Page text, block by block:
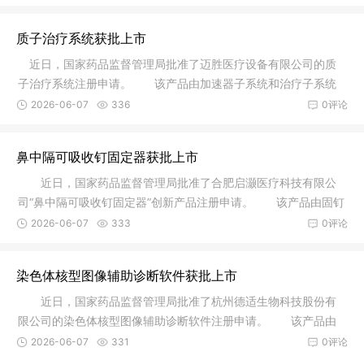
质子治疗系统获批上市
近日，国家药品监督管理局批准了迈胜医疗设备有限公司的质
子治疗系统注册申请。 该产品由加速器子系统和治疗子系统
组成，其
0评论
2026-06-07 336
鼻中隔可吸收钉固定器获批上市
近日，国家药品监督管理局批准了合肥启灏医疗科技有限公
司“鼻中隔可吸收钉固定器”创新产品注册申请。 该产品由固钉
器和
0评论
2026-06-07 333
染色体核型图像辅助诊断软件获批上市
近日，国家药品监督管理局批准了杭州德适生物科技股份有
限公司的染色体核型图像辅助诊断软件注册申请。 该产品由
软件安装
0评论
2026-06-07 331